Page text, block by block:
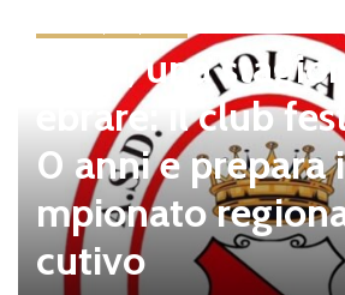
Tolfa, una
ebrare: il club
0 anni e prepara
mpionato
cutivo